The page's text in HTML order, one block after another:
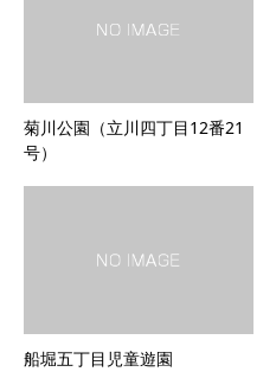
菊川公園（立川四丁目12番21
号）
船堀五丁目児童遊園